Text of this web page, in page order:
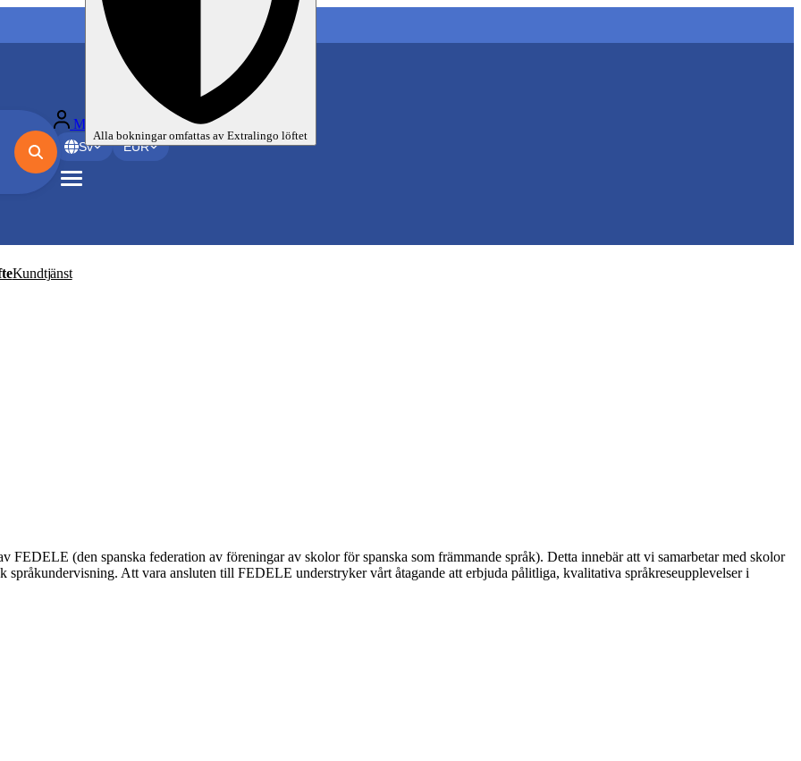
Alla bokningar omfattas av Extralingo löftet
Mina språkresor
Sv EUR
Kundtjänst
FEDELE (den spanska federation av föreningar av skolor för spanska som främmande språk). Detta innebär att vi samarbetar med skolor
språkundervisning. Att vara ansluten till FEDELE understryker vårt åtagande att erbjuda pålitliga, kvalitativa språkreseupplevelser i